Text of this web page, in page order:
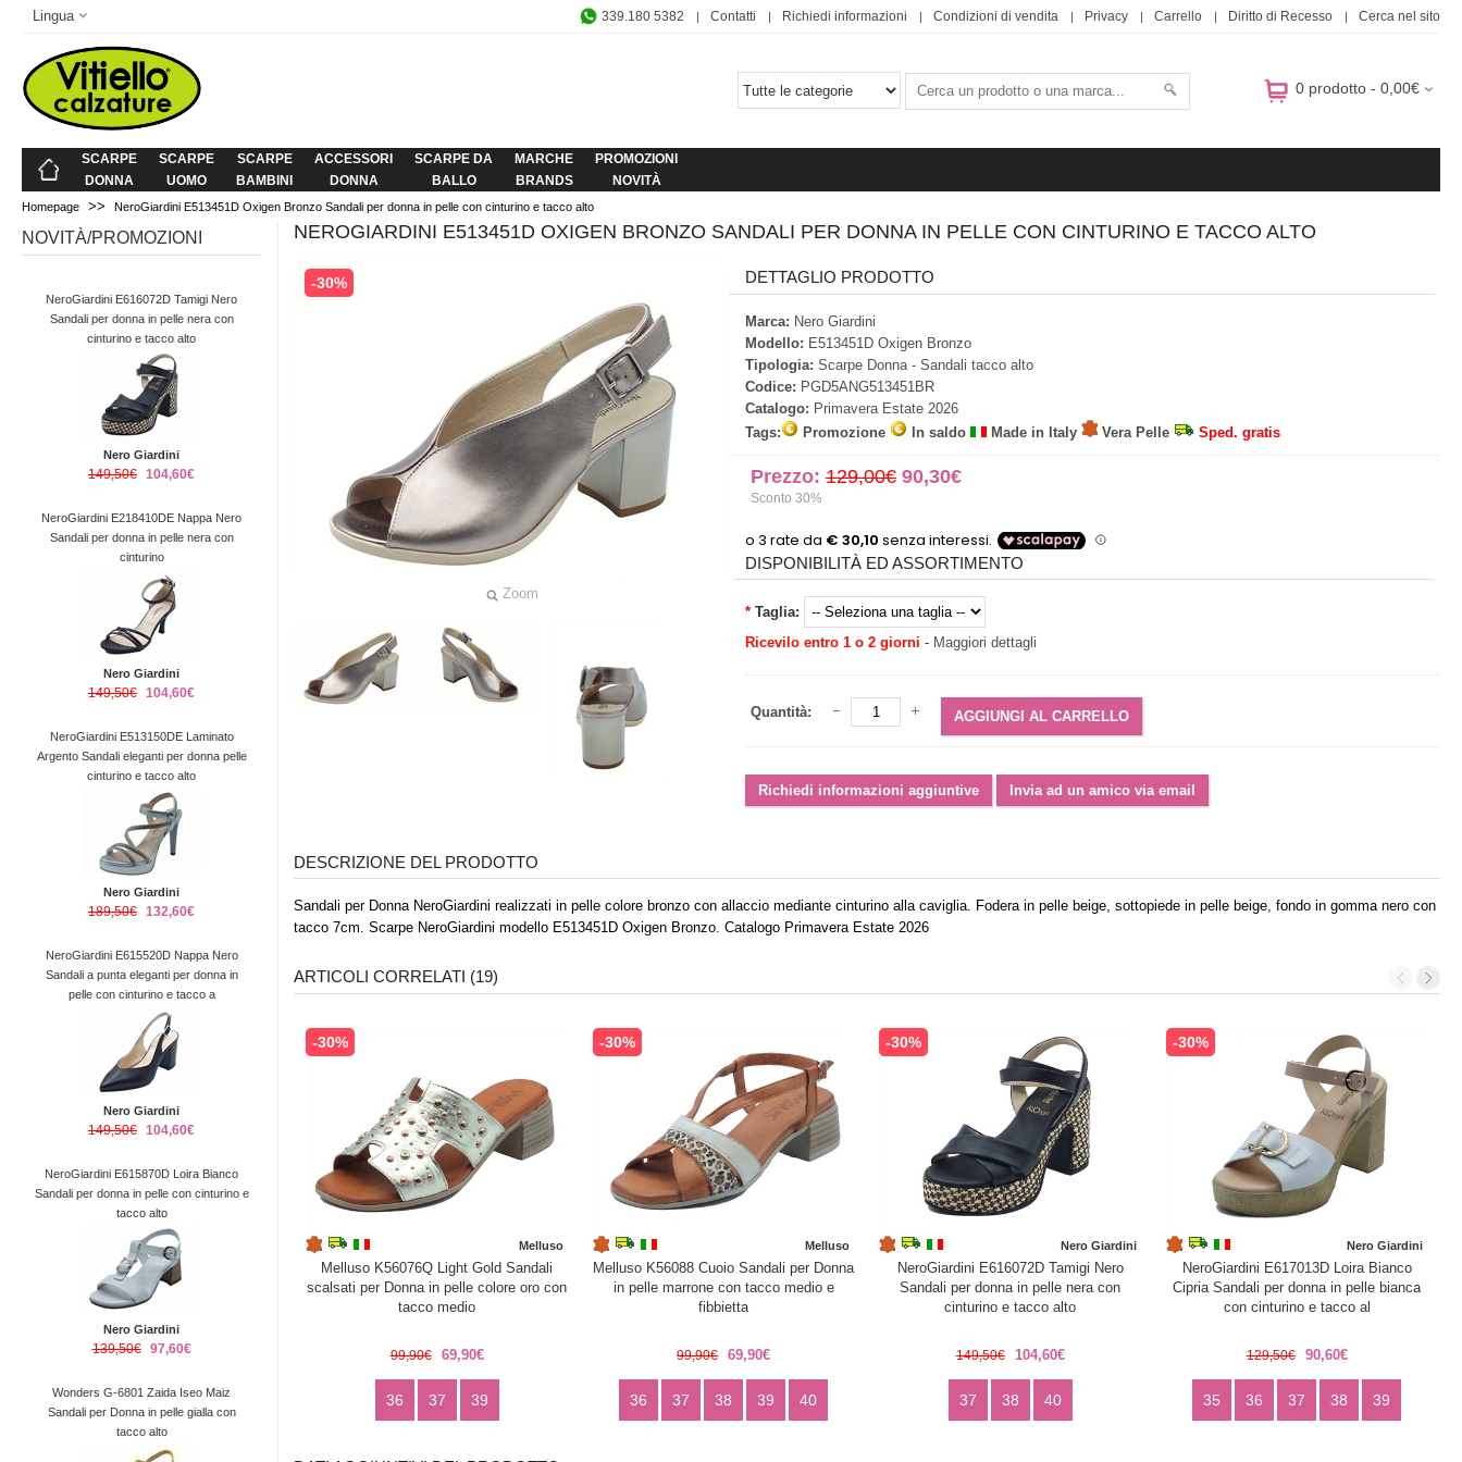
Lingua 339.180 5382 Contatti Richiedi informazioni Condizioni di vendita Privacy Carrello Diritto di Recesso Cerca nel sito
0 prodotto - 0,00€
SCARPE
DONNA
SCARPE
UOMO
SCARPE
BAMBINI
ACCESSORI
DONNA
SCARPE DA
BALLO
MARCHE
BRANDS
PROMOZIONI
NOVITÀ
Homepage >> NeroGiardini E513451D Oxigen Bronzo Sandali per donna in pelle con cinturino e tacco alto
NOVITÀ/PROMOZIONI
NeroGiardini E616072D Tamigi Nero
Sandali per donna in pelle nera con
cinturino e tacco alto
Nero Giardini
149,50€ 104,60€
NeroGiardini E218410DE Nappa Nero
Sandali per donna in pelle nera con
cinturino
Nero Giardini
149,50€ 104,60€
NeroGiardini E513150DE Laminato
Argento Sandali eleganti per donna pelle
cinturino e tacco alto
Nero Giardini
189,50€ 132,60€
NeroGiardini E615520D Nappa Nero
Sandali a punta eleganti per donna in
pelle con cinturino e tacco a
Nero Giardini
149,50€ 104,60€
NeroGiardini E615870D Loira Bianco
Sandali per donna in pelle con cinturino e
tacco alto
Nero Giardini
139,50€ 97,60€
Wonders G-6801 Zaida Iseo Maiz
Sandali per Donna in pelle gialla con
tacco alto
NEROGIARDINI E513451D OXIGEN BRONZO SANDALI PER DONNA IN PELLE CON CINTURINO E TACCO ALTO
Zoom
-30% DETTAGLIO PRODOTTO
Marca: Nero Giardini
Modello: E513451D Oxigen Bronzo
Tipologia: Scarpe Donna - Sandali tacco alto
Codice: PGD5ANG513451BR
Catalogo: Primavera Estate 2026
Tags:
Promozione In saldo Made in Italy Vera Pelle Sped. gratis
Prezzo: 129,00€ 90,30€
Sconto 30%
DISPONIBILITÀ ED ASSORTIMENTO
* Taglia:
Ricevilo entro 1 o 2 giorni - Maggiori dettagli
Quantità:
DESCRIZIONE DEL PRODOTTO
Sandali per Donna NeroGiardini realizzati in pelle colore bronzo con allaccio mediante cinturino alla caviglia. Fodera in pelle beige, sottopiede in pelle beige, fondo in gomma nero con
tacco 7cm. Scarpe NeroGiardini modello E513451D Oxigen Bronzo. Catalogo Primavera Estate 2026
ARTICOLI CORRELATI (19)
-30%
Melluso
Melluso K56076Q Light Gold Sandali
scalsati per Donna in pelle colore oro con
tacco medio
99,90€ 69,90€
36 37 39
-30%
Melluso
Melluso K56088 Cuoio Sandali per Donna
in pelle marrone con tacco medio e
fibbietta
99,90€ 69,90€
36 37 38 39 40
-30%
Nero Giardini
NeroGiardini E616072D Tamigi Nero
Sandali per donna in pelle nera con
cinturino e tacco alto
149,50€ 104,60€
37 38 40
-30%
Nero Giardini
NeroGiardini E617013D Loira Bianco
Cipria Sandali per donna in pelle bianca
con cinturino e tacco al
129,50€ 90,60€
35 36 37 38 39